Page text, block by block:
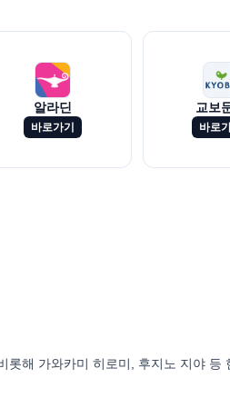
알라딘
바로가기
교보
바로
해 가와카미 히로미, 후지노 지야 등